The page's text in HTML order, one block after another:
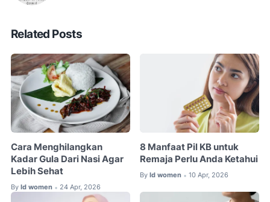
Related Posts
Cara Menghilangkan
Kadar Gula Dari Nasi Agar
Lebih Sehat
By Id women • 24 Apr, 2026
8 Manfaat Pil KB untuk
Remaja Perlu Anda Ketahui
By Id women • 10 Apr, 2026